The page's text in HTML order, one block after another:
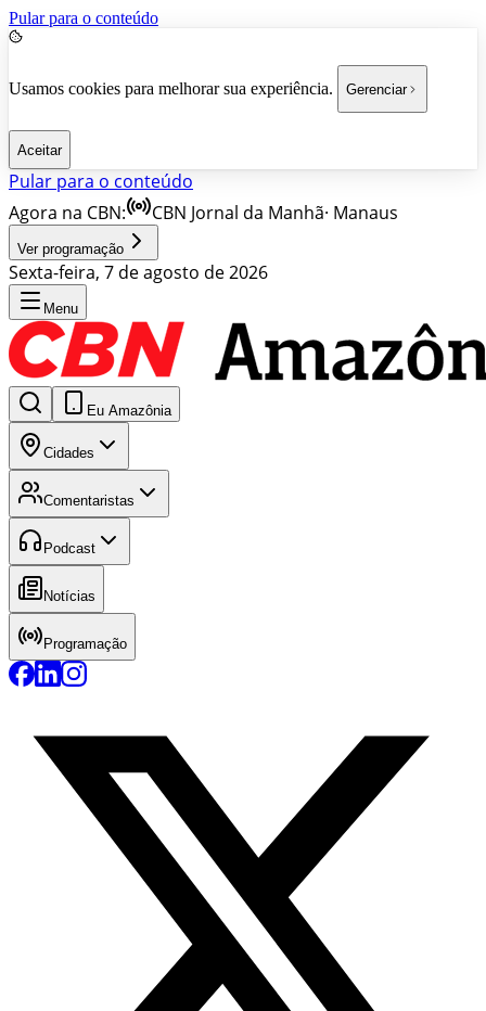
Pular para o conteúdo
Usamos cookies para melhorar sua experiência. Gerenciar
Aceitar
Pular para o conteúdo
Agora na CBN:
CBN Jornal da Manhã· Manaus
Ver programação
Sexta-feira, 7 de agosto de 2026
Menu
Eu Amazônia
Cidades
Comentaristas
Podcast
Notícias
Programação